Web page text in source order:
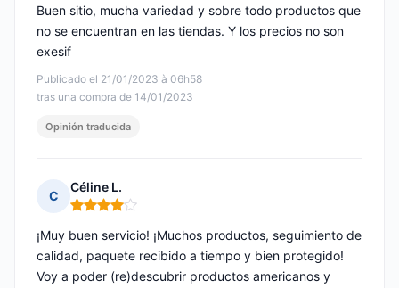
Publicado el 21/01/2023 à 06h58
tras una compra de 14/01/2023
Buen sitio, mucha variedad y sobre todo productos que
no se encuentran en las tiendas. Y los precios no son
exesif
Opinión traducida
C
Céline L.
Nota: 4 de 5
¡Muy buen servicio! ¡Muchos productos, seguimiento de
calidad, paquete recibido a tiempo y bien protegido!
Voy a poder (re)descubrir productos americanos y